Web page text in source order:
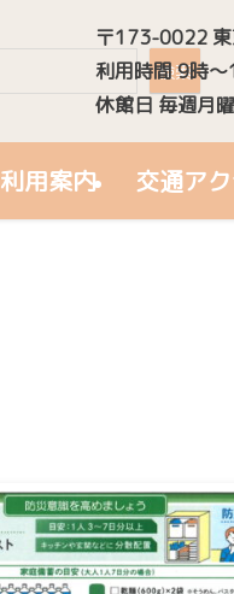
利用案内 交通ア
検索
〒173-0022
利用時間 9時
休館日 毎週月